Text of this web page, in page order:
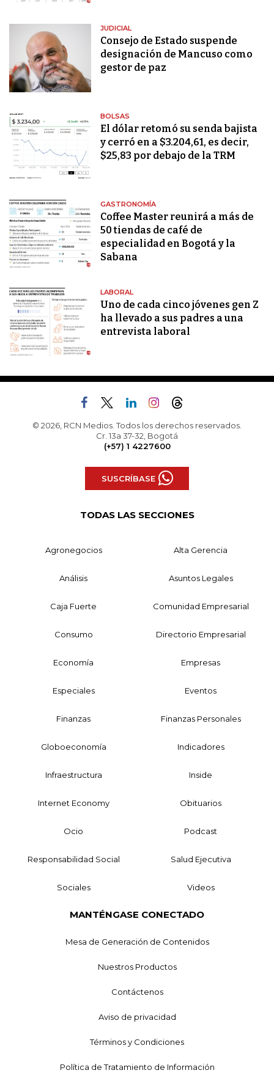
JUDICIAL
Consejo de Estado suspende
designación de Mancuso como
gestor de paz
BOLSAS
El dólar retomó su senda bajista
y cerró en a $3.204,61, es decir,
$25,83 por debajo de la TRM
GASTRONOMÍA
Coffee Master reunirá a más de
50 tiendas de café de
especialidad en Bogotá y la
Sabana
LABORAL
Uno de cada cinco jóvenes gen Z
ha llevado a sus padres a una
entrevista laboral
© 2026, RCN Medios. Todos los derechos reservados.
Cr. 13a 37-32, Bogotá
(+57) 1 4227600
SUSCRÍBASE
TODAS LAS SECCIONES
Agronegocios Alta Gerencia
Análisis Asuntos Legales
Caja Fuerte Comunidad Empresarial
Consumo Directorio Empresarial
Economía Empresas
Especiales Eventos
Finanzas Finanzas Personales
Globoeconomía Indicadores
Infraestructura Inside
Internet Economy Obituarios
Ocio Podcast
Responsabilidad Social Salud Ejecutiva
Sociales Videos
MANTÉNGASE CONECTADO
Mesa de Generación de Contenidos
Nuestros Productos
Contáctenos
Aviso de privacidad
Términos y Condiciones
Política de Tratamiento de Información